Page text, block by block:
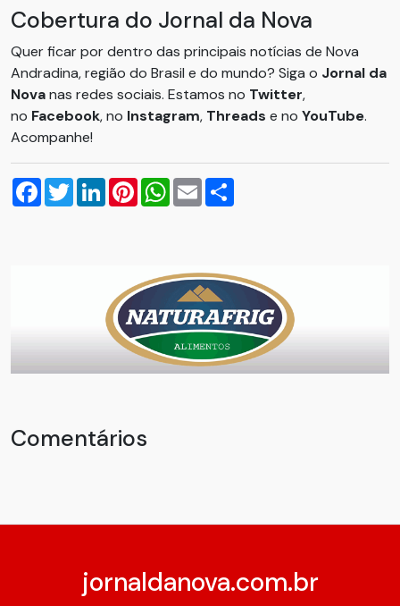
Cobertura do Jornal da Nova
Quer ficar por dentro das principais notícias de Nova
Andradina, região do Brasil e do mundo? Siga o Jornal da
Novanas redes sociais. Estamos no Twitter,
no Facebook, no Instagram, Threads e no YouTube.
Acompanhe!
Facebook
TwitterLinkedInPinterestWhatsApp
Email
Comentários
jornaldanova.com.br